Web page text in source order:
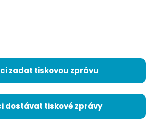
zadat tiskovou zprávu
dostávat tiskové zprávy